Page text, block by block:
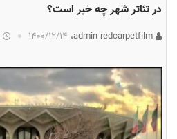
در تئاتر شهر چه خبر است؟
۱۴۰۰/۱۲/۱۴